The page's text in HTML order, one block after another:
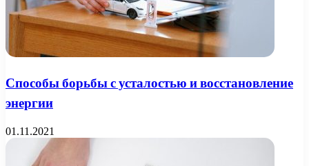
Способы борьбы с усталостью и восстановление
энергии
01.11.2021